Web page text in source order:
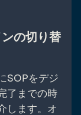
の切り替
SOPをデジ
了までの時
します。オ